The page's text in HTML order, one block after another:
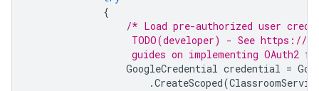
{
/* Load pre-authorized user
TODO(developer) - See https://
guides on implementing OAuth2
GoogleCredential credential =
.CreateScoped(